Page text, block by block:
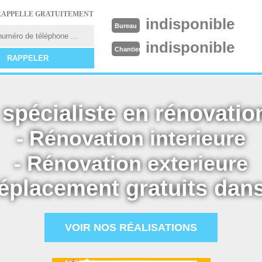
GRATUITEMENT
Bureau indisponible
Chantier indisponible
en
- Rénovation interieure
- Rénovation exterieure
gratuits
VOIR NOS RÉALISATIONS